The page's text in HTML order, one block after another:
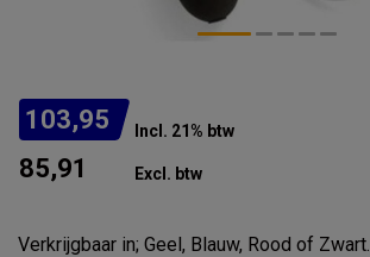
103,95 Incl. 21% btw
85,91 Excl. btw
Verkrijgbaar in; Geel, Blauw, Rood of Zwart.